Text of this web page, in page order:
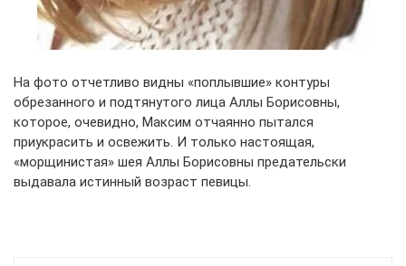
На фото отчетливо видны «поплывшие» контуры
обрезанного и подтянутого лица Аллы Борисовны,
которое, очевидно, Максим отчаянно пытался
приукрасить и освежить. И только настоящая,
«морщинистая» шея Аллы Борисовны предательски
выдавала истинный возраст певицы.